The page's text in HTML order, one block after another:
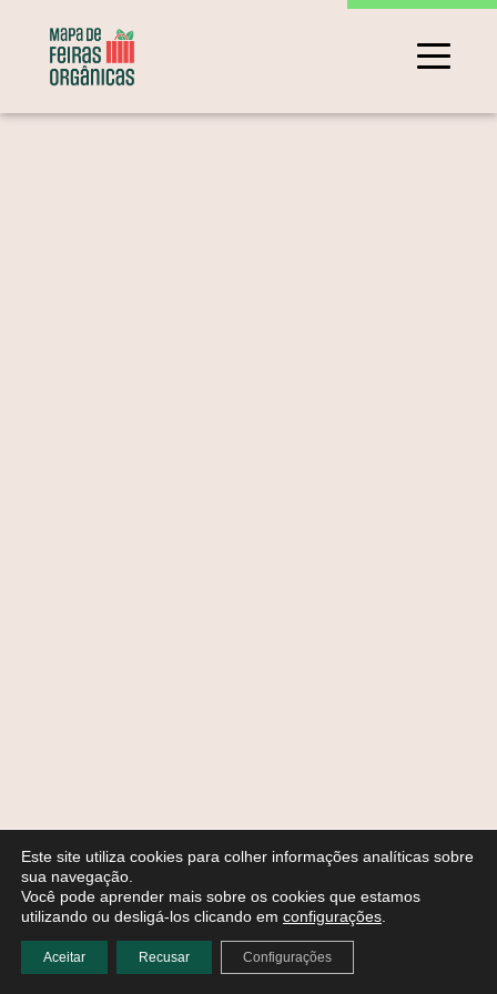
Este site utiliza cookies para colher informações analíticas sobre
sua navegação.
Você pode aprender mais sobre os cookies que estamos
utilizando ou desligá-los clicando em configurações
Aceitar Recusar Configurações